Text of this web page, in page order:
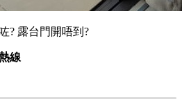
? 露台門開唔到?
線